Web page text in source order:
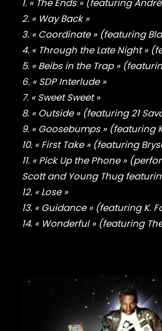
DENZEL CURRY
DIDDY
DIGABLE PLANETS
D.I.T.C.
DIZZEE RASCAL
DJ PREMIER
DJ MUGGS
DJ QUIK
DMX
DRAKE
DR. DRE
DREAMVILLE
DR. OCTAGON
DUNGEON FAMILY
E-40
EARL SWEATSHIRT
EARTHGANG
EMINEM
ERIC B & RAKIM
ERYKAH BADU
1. « The Ends » (featuring
2. « Way Back »
3. « Coordinate » (featuring
4. « Through the Late Night »
5. « Beibs in the Trap »
6. « SDP Interlude »
7. « Sweet Sweet »
8. « Outside » (featuring 21
9. « Goosebumps » (featuring
10. « First Take » (featuring
11. « Pick Up the Phone »
Scott and Young Thug
12. « Lose »
13. « Guidance » (featuring K.
14. « Wonderful » (featuring